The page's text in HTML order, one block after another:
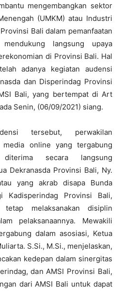
mengembangkan sektor
(UMKM) atau Industri
Bali dalam pemanfaatan
langsung upaya
di Provinsi Bali. Hal
adanya kegiatan audensi
dan Disperindag Provinsi
Bali, yang bertempat di Art
Senin, (06/09/2021) siang.
tersebut, perwakilan
media online yang tergabung
secara langsung
Dekranasda Provinsi Bali, Ny.
yang akrab disapa Bunda
Kadisperindag Provinsi Bali,
melaksanakan disiplin
pelaksanaannya. Mewakili
dalam asosiasi, Ketua
S.Si., M.Si., menjelaskan,
kedepan dalam sinergitas
dan AMSI Provinsi Bali,
dari AMSI Bali untuk dapat